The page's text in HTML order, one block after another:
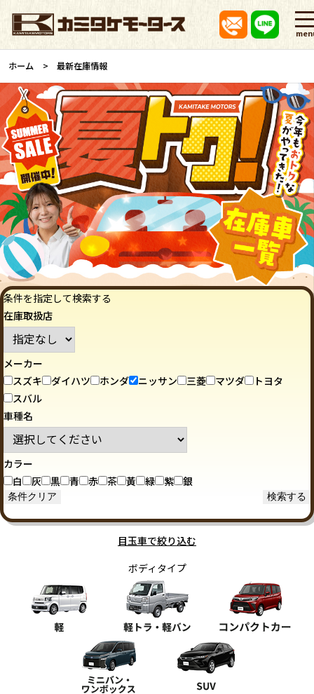
ホーム 最新在庫情報
条件を指定して検索する
在庫取扱店
メーカー
スズキ
ダイハツ ホンダ ニッサン 三菱 マツダ
トヨタ
スバル
車種名
カラー
白
灰 黒 青 赤 茶 黃 緑 紫 銀
目玉車で絞り込む
ボディタイプ